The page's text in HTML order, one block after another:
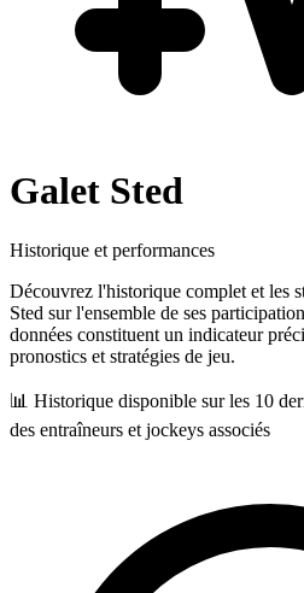
Galet Sted
Historique et performances
Découvrez l'historique complet et les
Sted sur l'ensemble de ses
données constituent un indicateur
pronostics et stratégies de jeu.
📊 Historique disponible sur les 10
des entraîneurs et jockeys associés